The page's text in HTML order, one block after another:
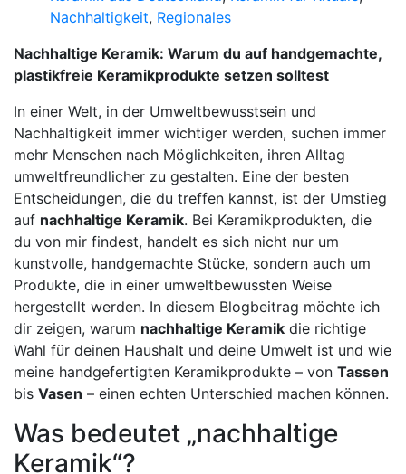
Nachhaltigkeit, Regionales
Nachhaltige Keramik: Warum du auf handgemachte,
plastikfreie Keramikprodukte setzen solltest
In einer Welt, in der Umweltbewusstsein und
Nachhaltigkeit immer wichtiger werden, suchen immer
mehr Menschen nach Möglichkeiten, ihren Alltag
umweltfreundlicher zu gestalten. Eine der besten
Entscheidungen, die du treffen kannst, ist der Umstieg
auf nachhaltige Keramik. Bei Keramikprodukten, die
du von mir findest, handelt es sich nicht nur um
kunstvolle, handgemachte Stücke, sondern auch um
Produkte, die in einer umweltbewussten Weise
hergestellt werden. In diesem Blogbeitrag möchte ich
dir zeigen, warum nachhaltige Keramik die richtige
Wahl für deinen Haushalt und deine Umwelt ist und wie
meine handgefertigten Keramikprodukte – von Tassen
bis Vasen – einen echten Unterschied machen können.
Was bedeutet „nachhaltige
Keramik“?